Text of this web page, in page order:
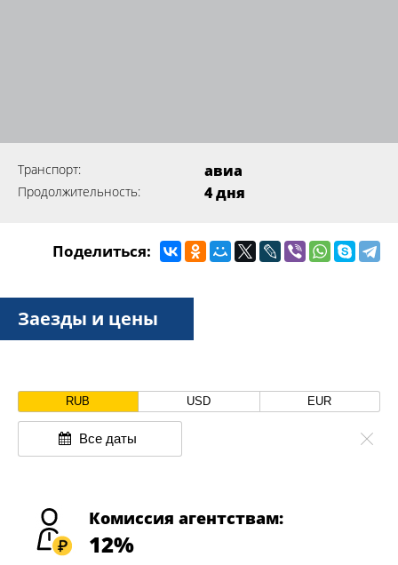
Транспорт: авиа
Продолжительность: 4 дня
Поделиться:
Заезды и цены
RUB USD EUR
Все даты
Комиссия агентствам:
12%